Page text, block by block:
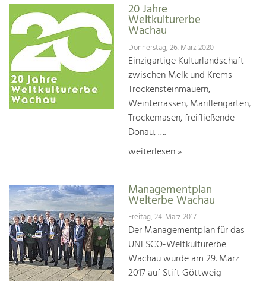
20 Jahre
Weltkulturerbe
Wachau
Donnerstag, 26. März 2020
Einzigartige Kulturlandschaft
zwischen Melk und Krems
Trockensteinmauern,
Weinterrassen, Marillengärten,
Trockenrasen, freifließende
Donau, ….
weiterlesen »
Managementplan
Welterbe Wachau
Freitag, 24. März 2017
Der Managementplan für das
UNESCO-Weltkulturerbe
Wachau wurde am 29. März
2017 auf Stift Göttweig